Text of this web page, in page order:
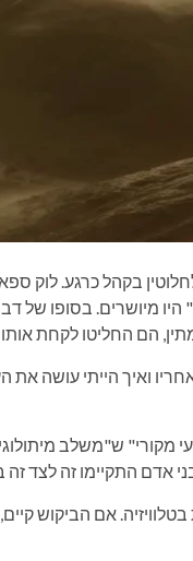
בקהל כרגע. לוק
מיושרים. בסופו של
מקורי" ש"משלב
אם הביקוש